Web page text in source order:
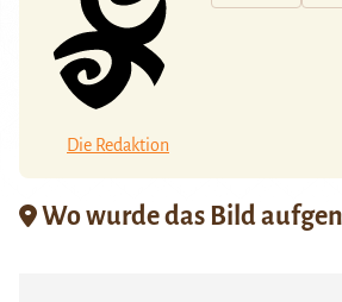
Die Redaktion
Wo wurde das Bild